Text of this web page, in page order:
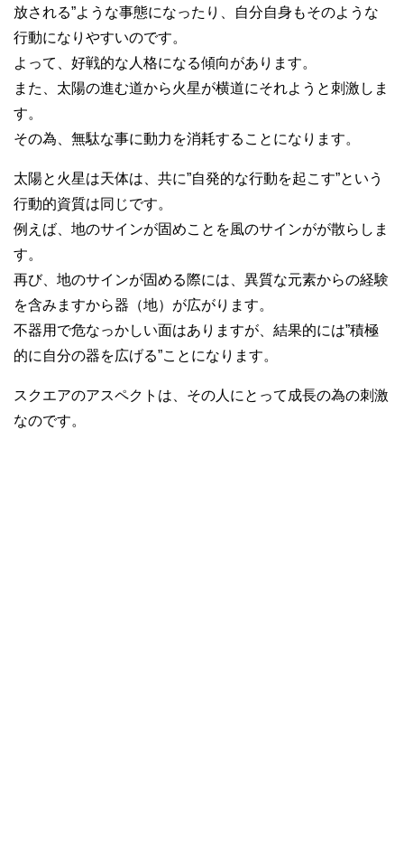
放される”ような事態になったり、自分自身もそのような
行動になりやすいのです。
よって、好戦的な人格になる傾向があります。
また、太陽の進む道から火星が横道にそれようと刺激しま
す。
その為、無駄な事に動力を消耗することになります。
太陽と火星は天体は、共に”自発的な行動を起こす”という
行動的資質は同じです。
例えば、地のサインが固めことを風のサインがが散らしま
す。
再び、地のサインが固める際には、異質な元素からの経験
を含みますから器（地）が広がります。
不器用で危なっかしい面はありますが、結果的には”積極
的に自分の器を広げる”ことになります。
スクエアのアスペクトは、その人にとって成長の為の刺激
なのです。